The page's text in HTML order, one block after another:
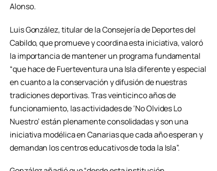
Alonso.
Luis González, titular de la Consejería de Deportes del
Cabildo, que promueve y coordina esta iniciativa, valoró
la importancia de mantener un programa fundamental
“que hace de Fuerteventura una Isla diferente y especial
en cuanto a la conservación y difusión de nuestras
tradiciones deportivas. Tras veinticinco años de
funcionamiento, las actividades de ‘No Olvides Lo
Nuestro’ están plenamente consolidadas y son una
iniciativa modélica en Canarias que cada año esperan y
demandan los centros educativos de toda la Isla”.